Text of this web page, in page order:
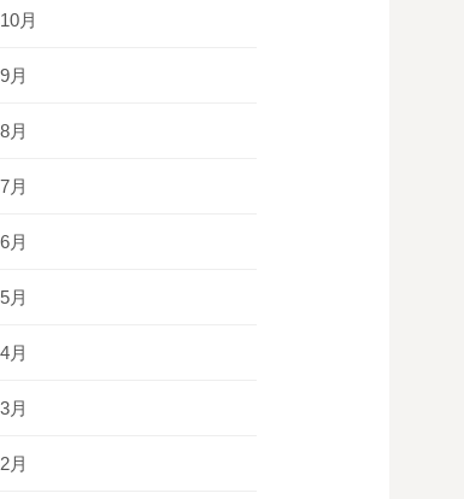
月
月
月
月
月
月
月
月
月